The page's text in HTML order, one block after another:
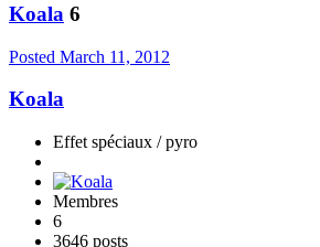
Koala 6
Posted March 11, 2012
Koala
Effet spéciaux / pyro
Membres
6
3646 posts